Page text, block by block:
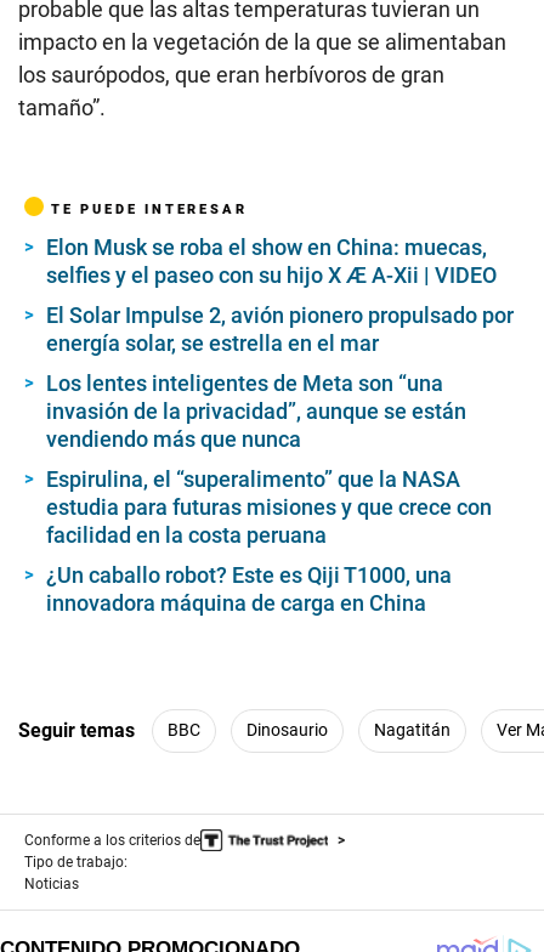
probable que las altas temperaturas tuvieran un
impacto en la vegetación de la que se alimentaban
los saurópodos, que eran herbívoros de gran
tamaño”.
TE PUEDE INTERESAR
Elon Musk se roba el show en China: muecas,
selfies y el paseo con su hijo X Æ A-Xii | VIDEO
El Solar Impulse 2, avión pionero propulsado por
energía solar, se estrella en el mar
Los lentes inteligentes de Meta son “una
invasión de la privacidad”, aunque se están
vendiendo más que nunca
Espirulina, el “superalimento” que la NASA
estudia para futuras misiones y que crece con
facilidad en la costa peruana
¿Un caballo robot? Este es Qiji T1000, una
innovadora máquina de carga en China
Seguir temas BBC Dinosaurio Nagatitán Ver
Conforme a los criterios de
Tipo de trabajo:
Noticias